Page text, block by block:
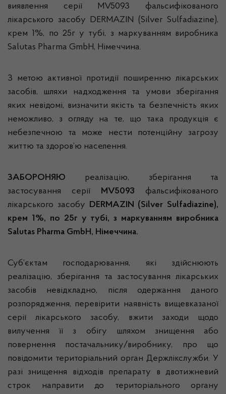
виявлення серії MV5093 фальсифікованого
лікарського засобу DERMAZIN (Silver Sulfadiazine),
крем 1%, по 25г у тубі, з маркуванням виробника
Salutas Pharma GmbH, Німеччина.
З метою активної протидії поширенню лікарських
засобів, шляхи надходження та умови зберігання
яких невідомі, визначити якість та безпечність яких
неможливо, з огляду на те, що така продукція є
небезпечною та може нести потенційну загрозу
життю та здоров’ю населення.
ЗАБОРОНЯЮ реалізацію, зберігання та
застосування серії MV5093 фальсифікованого
лікарського засобу DERMAZIN (Silver Sulfadiazine),
крем 1%, по 25г у тубі, з маркуванням виробника
Salutas Pharma GmbH, Німеччина.
Суб’єктам господарювання, які здійснюють
реалізацію, зберігання та застосування лікарських
засобів невідкладно, після одержання даного
розпорядження, перевірити наявність вищевказаної
серії лікарського засобу, вжити заходи щодо
вилучення її з обігу шляхом знищення або
повернення постачальнику/виробнику, про що
повідомити територіальний орган Держлікслужби. У
разі знищення відходів препарату в двотижневий
строк направити до територіального органу